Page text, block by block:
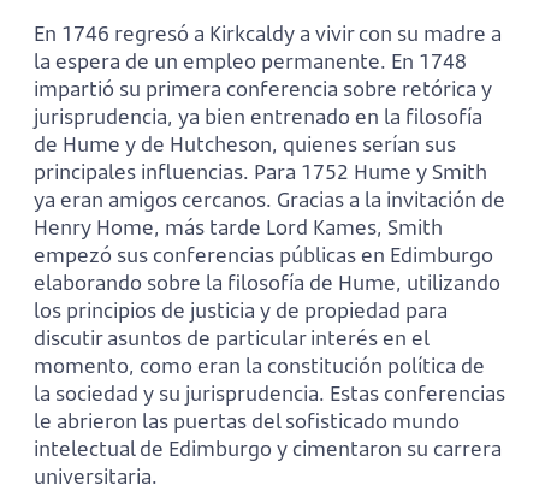
En 1746 regresó a Kirkcaldy a vivir con su madre a
la espera de un empleo permanente. En 1748
impartió su primera conferencia sobre retórica y
jurisprudencia, ya bien entrenado en la filosofía
de Hume y de Hutcheson, quienes serían sus
principales influencias. Para 1752 Hume y Smith
ya eran amigos cercanos. Gracias a la invitación de
Henry Home, más tarde Lord Kames, Smith
empezó sus conferencias públicas en Edimburgo
elaborando sobre la filosofía de Hume, utilizando
los principios de justicia y de propiedad para
discutir asuntos de particular interés en el
momento, como eran la constitución política de
la sociedad y su jurisprudencia. Estas conferencias
le abrieron las puertas del sofisticado mundo
intelectual de Edimburgo y cimentaron su carrera
universitaria.